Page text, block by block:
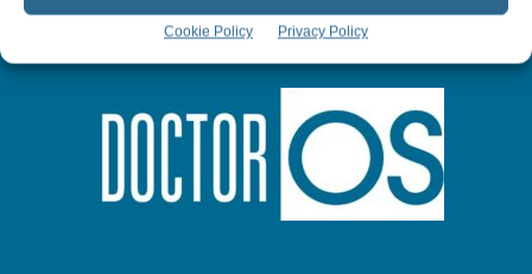
Cookie Policy Privacy Policy